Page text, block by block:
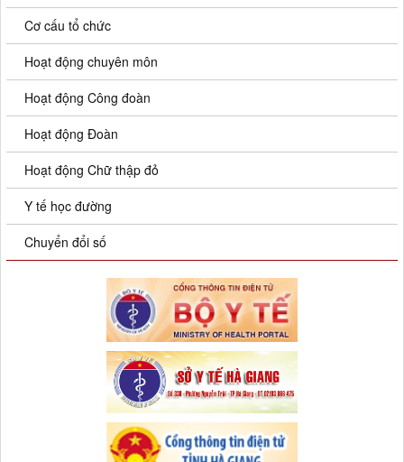
Cơ cấu tổ chức
Hoạt động chuyên môn
Hoạt động Công đoàn
Hoạt động Đoàn
Hoạt động Chữ thập đỏ
Y tế học đường
Chuyển đổi số